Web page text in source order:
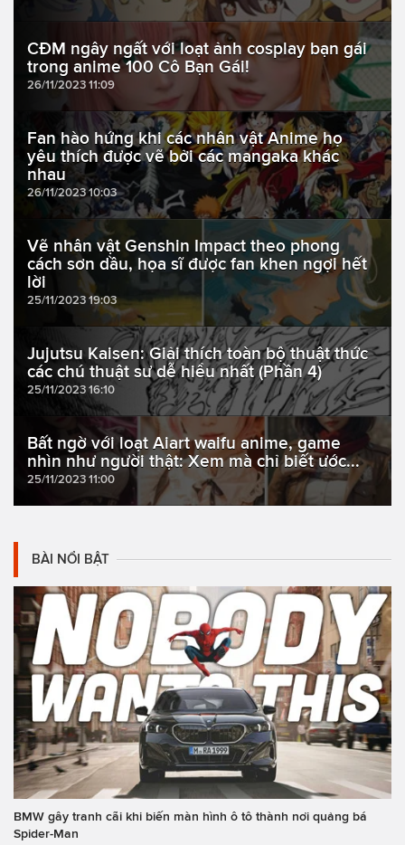
CĐM ngây ngất với loạt ảnh cosplay bạn gái
trong anime 100 Cô Bạn Gái!
26/11/2023 11:09
Fan hào hứng khi các nhân vật Anime họ
yêu thích được vẽ bởi các mangaka khác
nhau
26/11/2023 10:03
Vẽ nhân vật Genshin Impact theo phong
cách sơn dầu, họa sĩ được fan khen ngợi hết
lời
25/11/2023 19:03
Jujutsu Kaisen: Giải thích toàn bộ thuật thức
các chú thuật sư dễ hiểu nhất (Phần 4)
25/11/2023 16:10
Bất ngờ với loạt Aiart waifu anime, game
nhìn như người thật: Xem mà chỉ biết ước...
25/11/2023 11:00
BÀI NỔI BẬT
BMW gây tranh cãi khi biến màn hình ô tô thành nơi quảng bá
Spider-Man